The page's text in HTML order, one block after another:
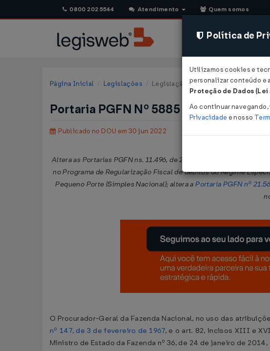
0800 202 5544 Atendimento Quem somos
Página Inicial Legislações Legislação Federal
Portaria PGFN Nº 5885 DE 30/06/2022
Publicado no DOU em 30 jun 2022
Altera as Portarias PGFN ns. 11.496, de 22 de setembro de 2021,
no Programa de Regularização Fiscal de débitos do Regime
Pequeno Porte (Simples Nacional); altera aPortaria PGFN nº
O Procurador-Geral da Fazenda Nacional, no uso das
nº 147, de 3 de fevereiro de 1967, e o art. 82, incisos XIII e
Ministro de Estado da Fazenda nº 36, de 24 de janeiro de 2014,
Política de
Utilizamos cookies e
personalizar conteúdo e
Proteção de Dados (Lei
Ao continuar
Privacidade e nosso